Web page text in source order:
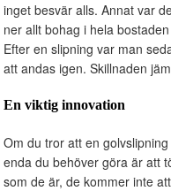
inget besvär alls. Annat var
ner allt bohag i hela
Efter en slipning var man
att andas igen. Skillnaden
En viktig innovation
Om du tror att en
enda du behöver göra är att
som de är, de kommer inte